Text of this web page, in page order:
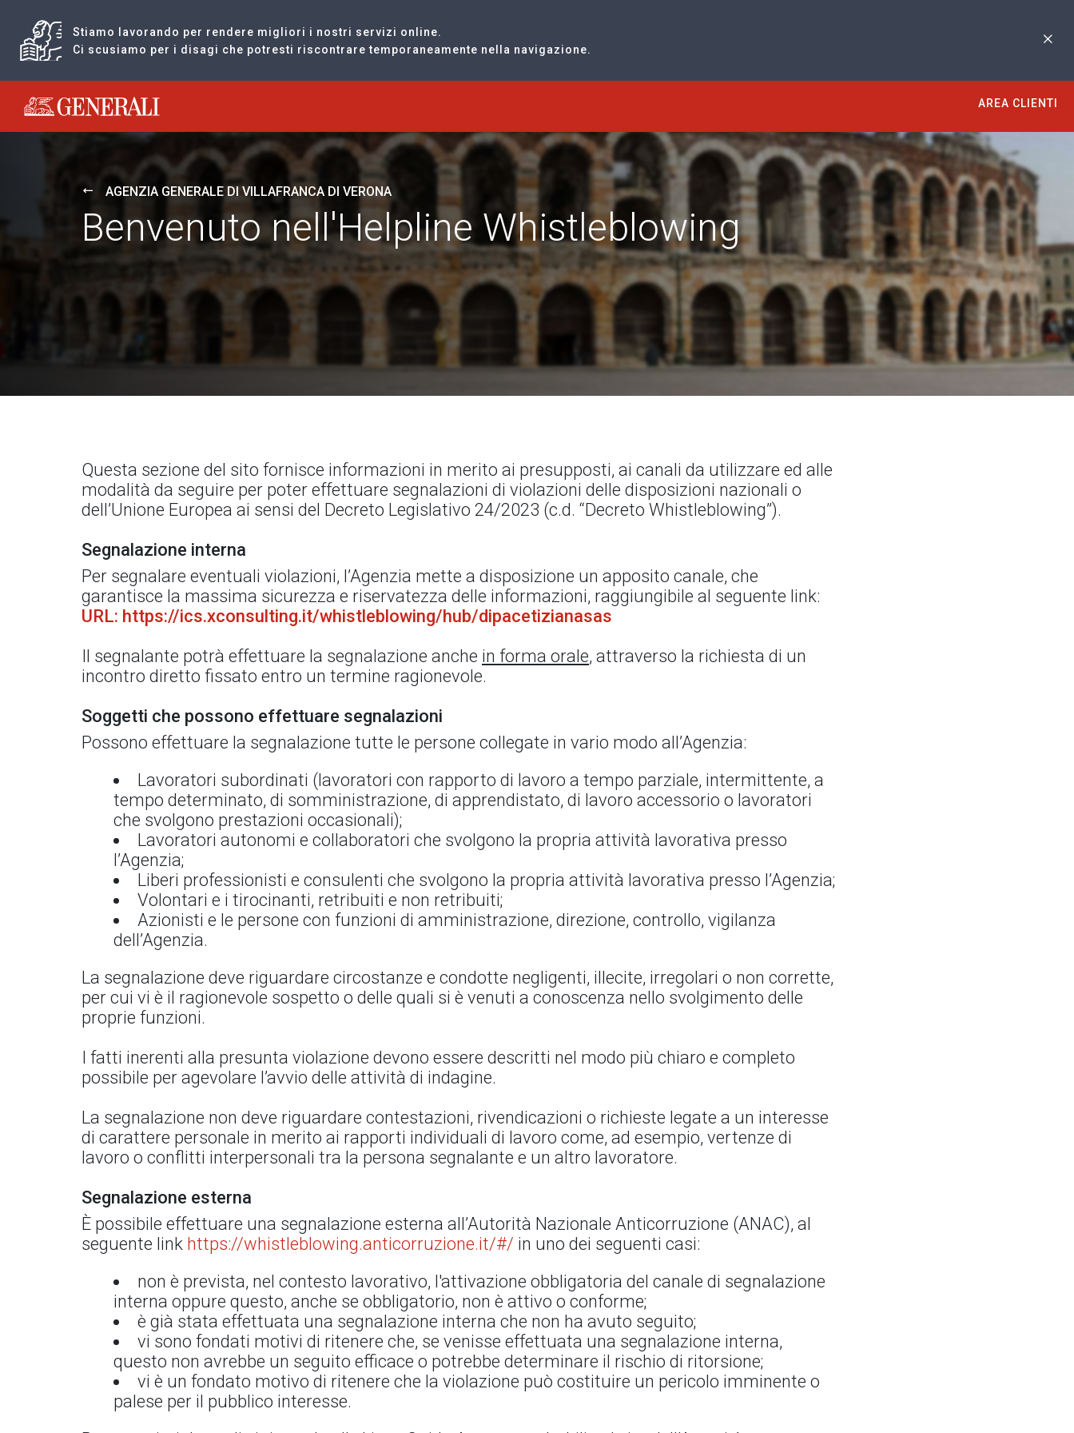
Stiamo lavorando per rendere migliori i nostri servizi online.
Ci scusiamo per i disagi che potresti riscontrare temporaneamente nella navigazione.
Generali logo
AREA CLIENTI
AGENZIA GENERALE DI VILLAFRANCA DI VERONA
Benvenuto nell'Helpline Whistleblowing
Questa sezione del sito fornisce informazioni in merito ai presupposti, ai canali da utilizzare ed alle
modalità da seguire per poter effettuare segnalazioni di violazioni delle disposizioni nazionali o
dell’Unione Europea ai sensi del Decreto Legislativo 24/2023 (c.d. “Decreto Whistleblowing”).
Segnalazione interna
Per segnalare eventuali violazioni, l’Agenzia mette a disposizione un apposito canale, che
garantisce la massima sicurezza e riservatezza delle informazioni, raggiungibile al seguente link:
URL: https://ics.xconsulting.it/whistleblowing/hub/dipacetizianasas
Il segnalante potrà effettuare la segnalazione anche in forma orale, attraverso la richiesta di un
incontro diretto fissato entro un termine ragionevole.
Soggetti che possono effettuare segnalazioni
Possono effettuare la segnalazione tutte le persone collegate in vario modo all’Agenzia:
Lavoratori subordinati (lavoratori con rapporto di lavoro a tempo parziale, intermittente, a
tempo determinato, di somministrazione, di apprendistato, di lavoro accessorio o lavoratori
che svolgono prestazioni occasionali);
Lavoratori autonomi e collaboratori che svolgono la propria attività lavorativa presso
l’Agenzia;
Liberi professionisti e consulenti che svolgono la propria attività lavorativa presso l’Agenzia;
Volontari e i tirocinanti, retribuiti e non retribuiti;
Azionisti e le persone con funzioni di amministrazione, direzione, controllo, vigilanza
dell’Agenzia.
La segnalazione deve riguardare circostanze e condotte negligenti, illecite, irregolari o non corrette,
per cui vi è il ragionevole sospetto o delle quali si è venuti a conoscenza nello svolgimento delle
proprie funzioni.
I fatti inerenti alla presunta violazione devono essere descritti nel modo più chiaro e completo
possibile per agevolare l’avvio delle attività di indagine.
La segnalazione non deve riguardare contestazioni, rivendicazioni o richieste legate a un interesse
di carattere personale in merito ai rapporti individuali di lavoro come, ad esempio, vertenze di
lavoro o conflitti interpersonali tra la persona segnalante e un altro lavoratore.
Segnalazione esterna
È possibile effettuare una segnalazione esterna all’Autorità Nazionale Anticorruzione (ANAC), al
seguente link https://whistleblowing.anticorruzione.it/#/ in uno dei seguenti casi:
non è prevista, nel contesto lavorativo, l'attivazione obbligatoria del canale di segnalazione
interna oppure questo, anche se obbligatorio, non è attivo o conforme;
è già stata effettuata una segnalazione interna che non ha avuto seguito;
vi sono fondati motivi di ritenere che, se venisse effettuata una segnalazione interna,
questo non avrebbe un seguito efficace o potrebbe determinare il rischio di ritorsione;
vi è un fondato motivo di ritenere che la violazione può costituire un pericolo imminente o
palese per il pubblico interesse.